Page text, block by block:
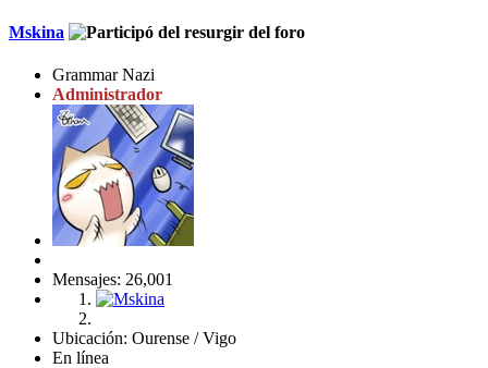
Mskina
Grammar Nazi
Administrador
Mensajes: 26,001
Ubicación: Ourense / Vigo
En línea